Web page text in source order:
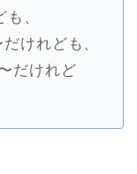
、
けれども、
だけれど